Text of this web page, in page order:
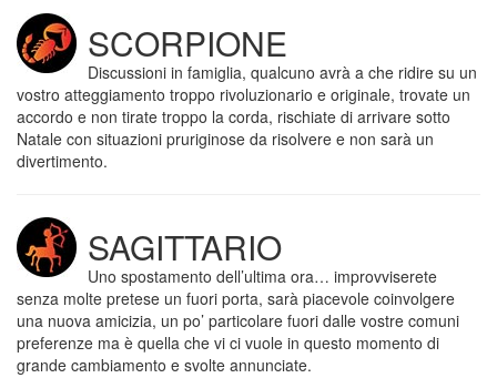
SCORPIONE
Discussioni in famiglia, qualcuno avrà a che ridire su un
vostro atteggiamento troppo rivoluzionario e originale, trovate un
accordo e non tirate troppo la corda, rischiate di arrivare sotto
Natale con situazioni pruriginose da risolvere e non sarà un
divertimento.
SAGITTARIO
Uno spostamento dell’ultima ora… improvviserete
senza molte pretese un fuori porta, sarà piacevole coinvolgere
una nuova amicizia, un po’ particolare fuori dalle vostre comuni
preferenze ma è quella che vi ci vuole in questo momento di
grande cambiamento e svolte annunciate.